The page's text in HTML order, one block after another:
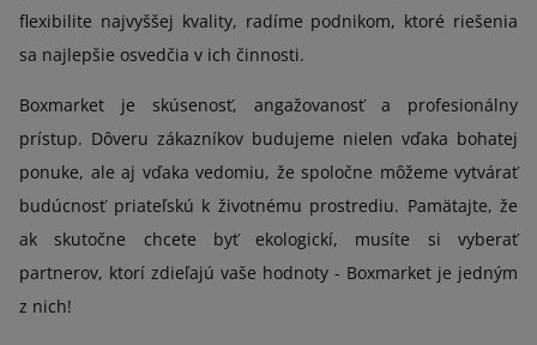
flexibilite najvyššej kvality, radíme podnikom, ktoré riešenia
sa najlepšie osvedčia v ich činnosti.
Boxmarket je skúsenosť, angažovanosť a profesionálny
prístup. Dôveru zákazníkov budujeme nielen vďaka bohatej
ponuke, ale aj vďaka vedomiu, že spoločne môžeme vytvárať
budúcnosť priateľskú k životnému prostrediu. Pamätajte, že
ak skutočne chcete byť ekologickí, musíte si vyberať
partnerov, ktorí zdieľajú vaše hodnoty - Boxmarket je jedným
z nich!